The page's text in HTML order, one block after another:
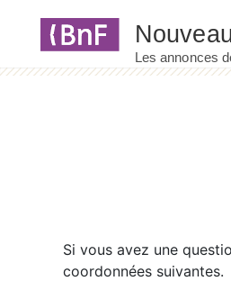
Si vous avez une
coordonnées suivantes.